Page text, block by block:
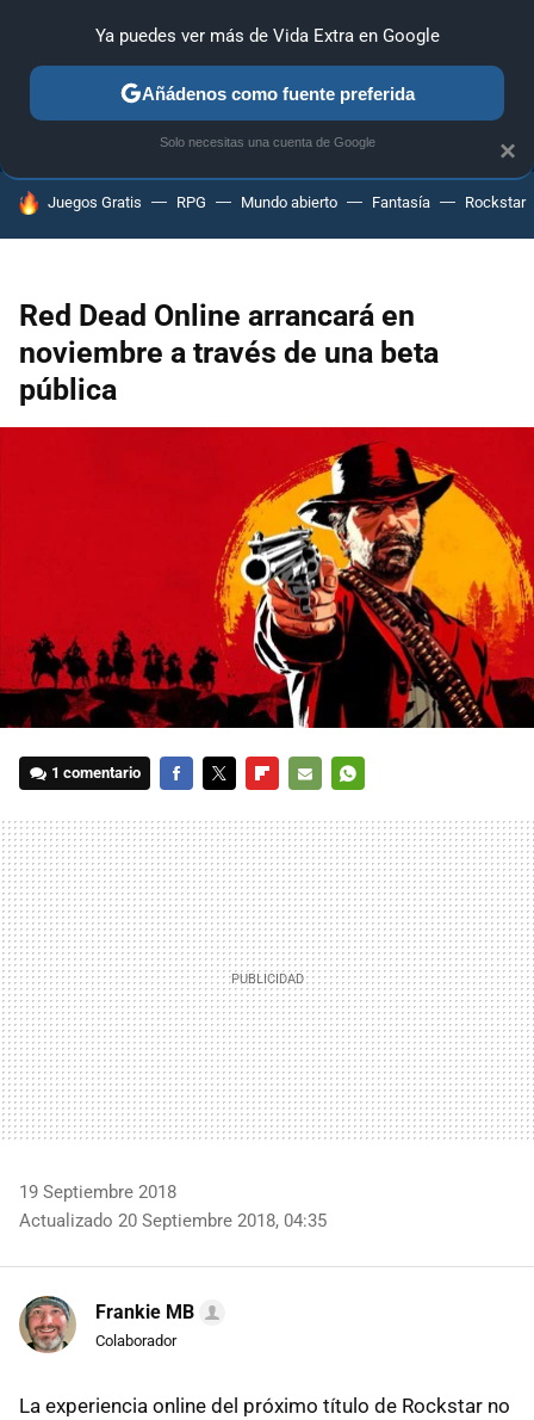
ANÁLISIS GUÍAS Y TRUCOS PC SONY NINTENDO
HOY SE HABLA DE
Juegos Gratis RPG Mundo abierto Fantasía Rockstar
Red Dead Online arrancará en
noviembre a través de una beta
pública
1 comentario
MAIL
19 Septiembre 2018
Actualizado 20 Septiembre 2018, 04:35
Frankie MB
Colaborador
La experiencia online del próximo título de Rockstar no
×
Ya puedes ver más de Vida Extra en Google
Añádenos como fuente preferida
Solo necesitas una cuenta de Google